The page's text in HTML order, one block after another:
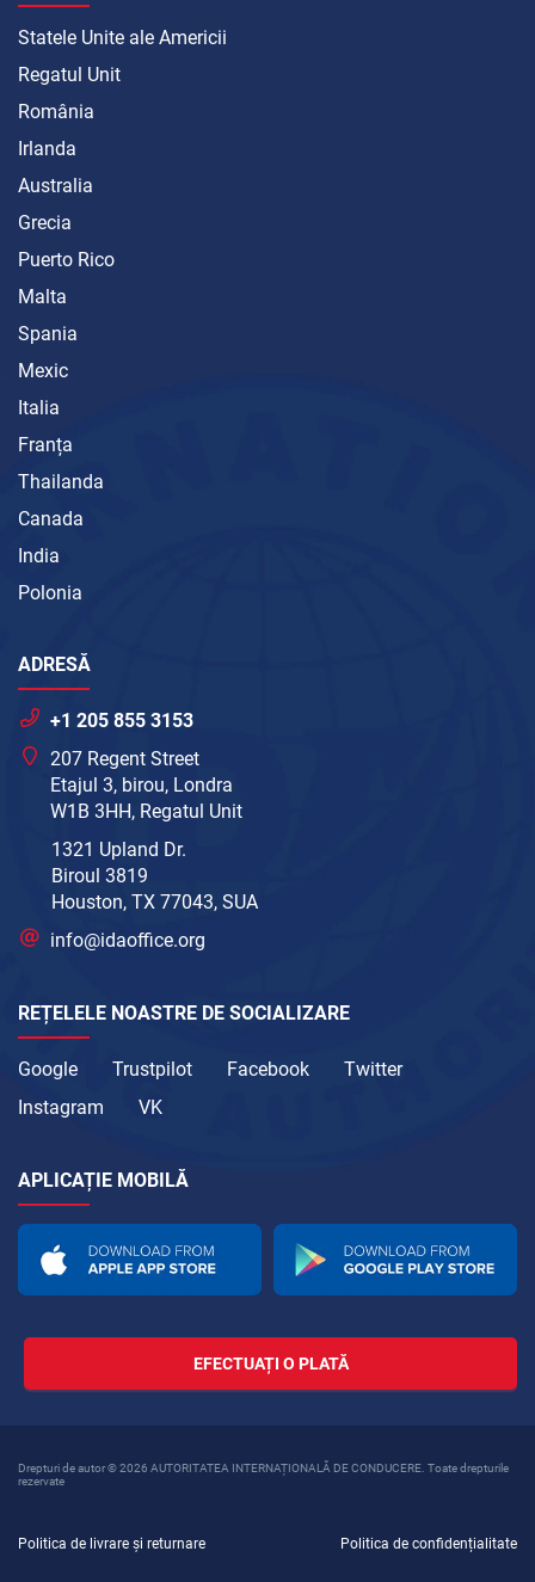
Statele Unite ale Americii
Regatul Unit
România
Irlanda
Australia
Grecia
Puerto Rico
Malta
Spania
Mexic
Italia
Franța
Thailanda
Canada
India
Polonia
ADRESĂ
+1 205 855 3153
207 Regent Street
Etajul 3, birou, Londra
W1B 3HH, Regatul Unit
1321 Upland Dr.
Biroul 3819
Houston, TX 77043, SUA
info@idaoffice.org
REȚELELE NOASTRE DE SOCIALIZARE
Google Trustpilot Facebook
Twitter
Instagram
VK
APLICAȚIE MOBILĂ
EFECTUAȚI O PLATĂ
Drepturi de autor © 2026 AUTORITATEA INTERNAȚIONALĂ DE CONDUCERE. Toate drepturile
rezervate
Politica de livrare și returnare Politica de confidențialitate